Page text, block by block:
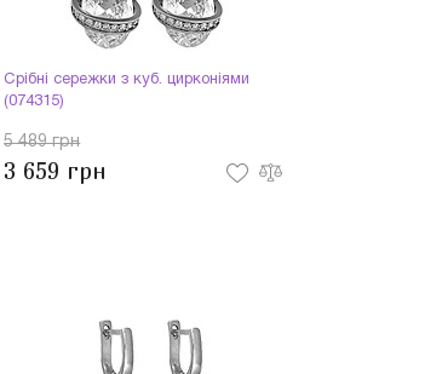
Срібні сережки з куб. цирконіями
(074315)
5 489 грн
3 659 грн